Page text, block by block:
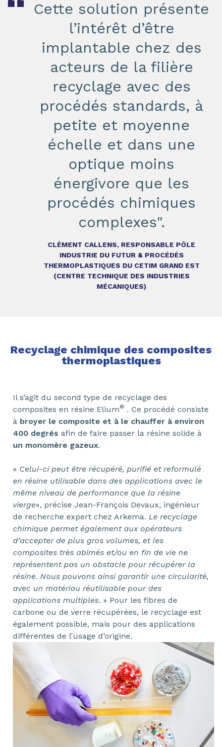
Cette solution présente
l’intérêt d’être
implantable chez des
acteurs de la filière
recyclage avec des
procédés standards, à
petite et moyenne
échelle et dans une
optique moins
énergivore que les
procédés chimiques
complexes".
CLÉMENT CALLENS, RESPONSABLE PÔLE
INDUSTRIE DU FUTUR & PROCÉDÉS
THERMOPLASTIQUES DU CETIM GRAND EST
(CENTRE TECHNIQUE DES INDUSTRIES
MÉCANIQUES)
Recyclage chimique des composites
thermoplastiques
Il s’agit du second type de recyclage des
composites en résine Elium® . Ce procédé consiste
à broyer le composite et à le chauffer à environ
400 degrés afin de faire passer la résine solide à
un monomère gazeux.
« Celui-ci peut être récupéré, purifié et reformulé
en résine utilisable dans des applications avec le
même niveau de performance que la résine
vierge», précise Jean-François Devaux, ingénieur
de recherche expert chez Arkema. Le recyclage
chimique permet également aux opérateurs
d’accepter de plus gros volumes, et les
composites très abimés et/ou en fin de vie ne
représentent pas un obstacle pour récupérer la
résine. Nous pouvons ainsi garantir une circularité,
avec un matériau réutilisable pour des
applications multiples. » Pour les fibres de
carbone ou de verre récupérées, le recyclage est
également possible, mais pour des applications
différentes de l’usage d’origine.